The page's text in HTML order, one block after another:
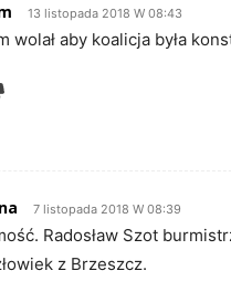
13 listopada 2018 W 08:43
wolał aby koalicja była
7 listopada 2018 W 08:39
Radosław Szot
z Brzeszcz.